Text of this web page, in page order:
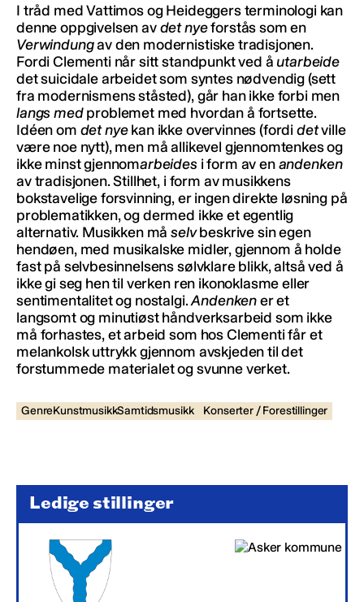
I tråd med Vattimos og Heideggers terminologi kan
denne oppgivelsen avdet nyeforstås som en
Verwindungav den modernistiske tradisjonen.
Fordi Clementi når sitt standpunkt ved å utarbeide
det suicidale arbeidet som syntes nødvendig (sett
fra modernismens ståsted), går han ikke forbi men
langs medproblemet med hvordan å fortsette.
Idéen om det nyekan ikke overvinnes (fordi detville
være noe nytt), men må allikevel gjennomtenkes og
ikke minst gjennomarbeidesi form av enandenken
av tradisjonen. Stillhet, i form av musikkens
bokstavelige forsvinning, er ingen direkte løsning på
problematikken, og dermed ikke et egentlig
alternativ. Musikken måselvbeskrive sin egen
hendøen, med musikalske midler, gjennom å holde
fast på selvbesinnelsens sølvklare blikk, altså ved å
ikke gi seg hen til verken ren ikonoklasme eller
sentimentalitet og nostalgi.Andenkener et
langsomt og minutiøst håndverksarbeid som ikke
må forhastes, et arbeid som hos Clementi får et
melankolsk uttrykk gjennom avskjeden til det
forstummede materialet og svunne verket.
GenreKunstmusikkSamtidsmusikk Konserter / Forestillinger
Ledige stillinger